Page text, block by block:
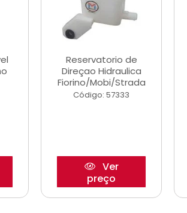
Reservatorio de
Direçao Hidraulica
Fiorino/Mobi/Strada
Código: 57333
Ver
preço